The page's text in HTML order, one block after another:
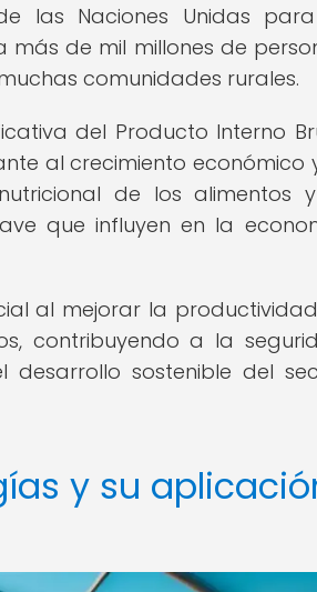
las Naciones Unidas
más de mil millones de
comunidades rurales.
del Producto Interno
al crecimiento económico
de los alimentos
que influyen en la
al mejorar la
contribuyendo a la
desarrollo sostenible del
y su